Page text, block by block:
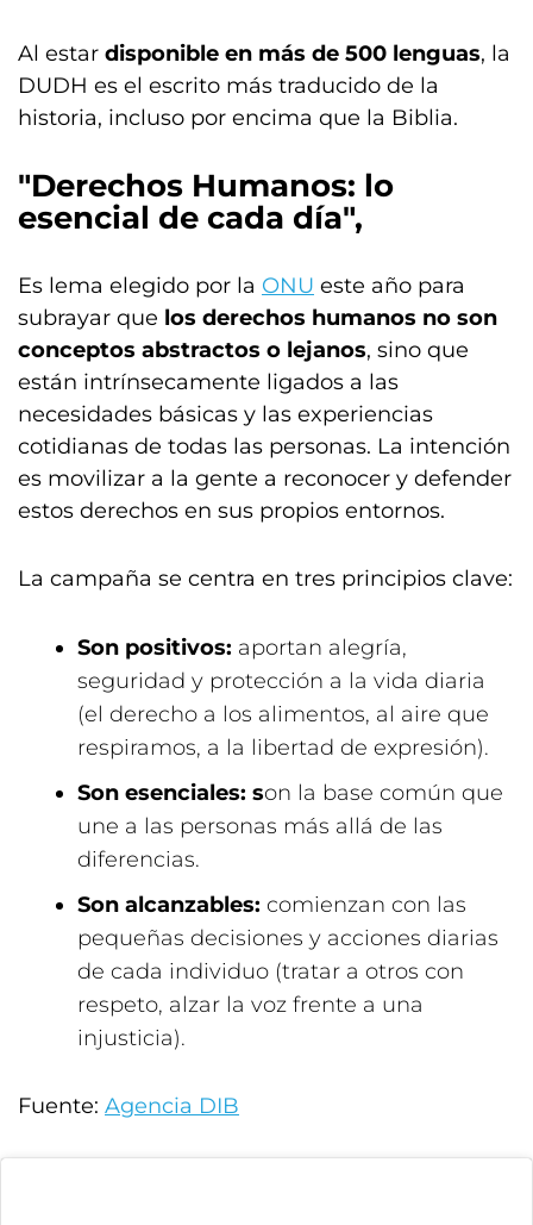
Al estar disponible en más de 500 lenguas, la
DUDH es el escrito más traducido de la
historia, incluso por encima que la Biblia.
"Derechos Humanos: lo
esencial de cada día",
Es lema elegido por la ONU este año para
subrayar que los derechos humanos no son
conceptos abstractos o lejanos, sino que
están intrínsecamente ligados a las
necesidades básicas y las experiencias
cotidianas de todas las personas. La intención
es movilizar a la gente a reconocer y defender
estos derechos en sus propios entornos.
La campaña se centra en tres principios clave:
Son positivos: aportan alegría,
seguridad y protección a la vida diaria
(el derecho a los alimentos, al aire que
respiramos, a la libertad de expresión).
Son esenciales: son la base común que
une a las personas más allá de las
diferencias.
Son alcanzables: comienzan con las
pequeñas decisiones y acciones diarias
de cada individuo (tratar a otros con
respeto, alzar la voz frente a una
injusticia).
Fuente: Agencia DIB